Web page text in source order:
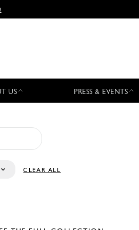
US PRESS & EVENTS
CLEAR ALL